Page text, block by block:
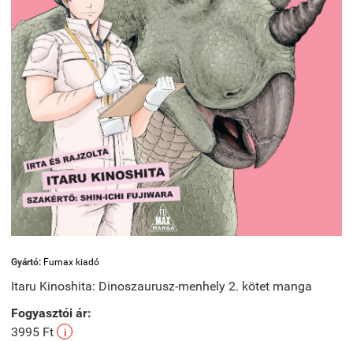
Gyártó: Fumax kiadó
Itaru Kinoshita: Dinoszaurusz-menhely 2. kötet manga
Fogyasztói ár:
3995 Ft
i